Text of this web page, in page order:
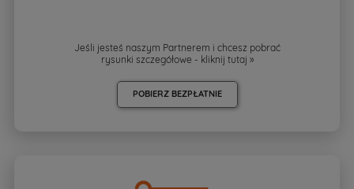
Jeśli jesteś naszym Partnerem i chcesz pobrać
rysunki szczegółowe - kliknij tutaj »
POBIERZ BEZPŁATNIE